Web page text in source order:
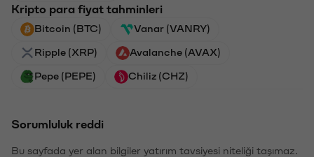
Kripto para fiyat tahminleri
Bitcoin (BTC) Vanar (VANRY)
Ripple (XRP) Avalanche (AVAX)
Pepe (PEPE) Chiliz (CHZ)
Sorumluluk reddi
Bu sayfada yer alan bilgiler yatırım tavsiyesi niteliği taşımaz.